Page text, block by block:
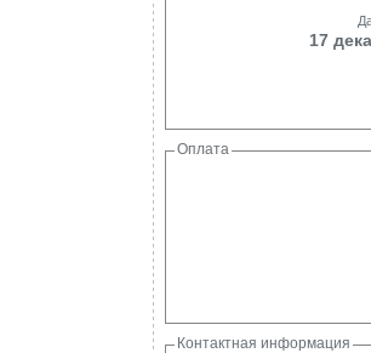
17
Оплата
Контактная информация